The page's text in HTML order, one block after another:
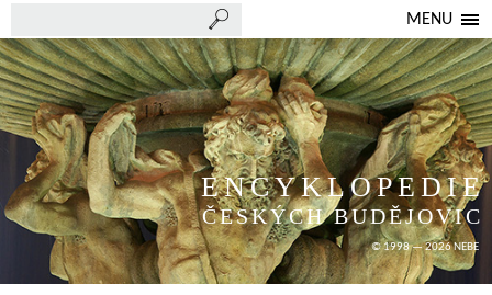
MENU
ENCYKLOPEDIE
ČESKÝCH BUDĚJOVIC
© 1998 — 2026 NEBE